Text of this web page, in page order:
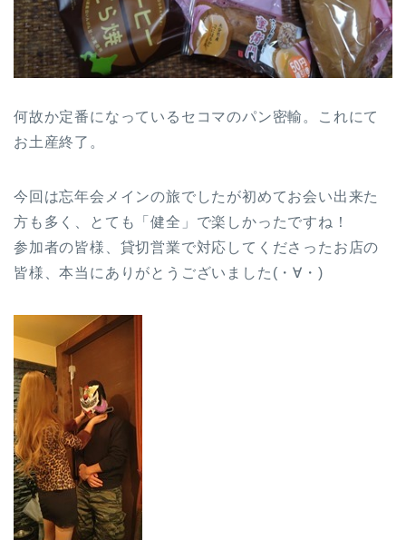
何故か定番になっているセコマのパン密輸。これにて
お土産終了。
今回は忘年会メインの旅でしたが初めてお会い出来た
方も多く、とても「健全」で楽しかったですね！
参加者の皆様、貸切営業で対応してくださったお店の
皆様、本当にありがとうございました(・∀・)